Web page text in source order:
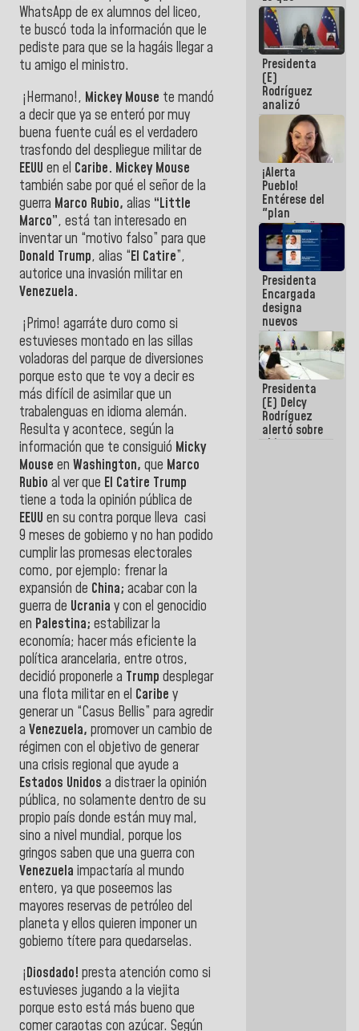
WhatsApp de ex alumnos del liceo,
te buscó toda la información que le
pediste para que se la hagáis llegar a
tu amigo el ministro.
¡Hermano!, Mickey Mouse te mandó
a decir que ya se enteró por muy
buena fuente cuál es el verdadero
trasfondo del despliegue militar de
EEUU en el Caribe. Mickey Mouse
también sabe por qué el señor de la
guerra Marco Rubio, alias “Little
Marco”, está tan interesado en
inventar un “motivo falso” para que
Donald Trump, alias “El Catire”,
autorice una invasión militar en
Venezuela.
¡Primo! agarráte duro como si
estuvieses montado en las sillas
voladoras del parque de diversiones
porque esto que te voy a decir es
más difícil de asimilar que un
trabalenguas en idioma alemán.
Resulta y acontece, según la
información que te consiguió Micky
Mouse en Washington, que Marco
Rubio al ver que El Catire Trump
tiene a toda la opinión pública de
EEUU en su contra porque lleva casi
9 meses de gobierno y no han podido
cumplir las promesas electorales
como, por ejemplo: frenar la
expansión de China; acabar con la
guerra de Ucrania y con el genocidio
en Palestina; estabilizar la
economía; hacer más eficiente la
política arancelaria, entre otros,
decidió proponerle a Trump desplegar
una flota militar en el Caribe y
generar un “Casus Bellis” para agredir
a Venezuela, promover un cambio de
régimen con el objetivo de generar
una crisis regional que ayude a
Estados Unidos a distraer la opinión
pública, no solamente dentro de su
propio país donde están muy mal,
sino a nivel mundial, porque los
gringos saben que una guerra con
Venezuela impactaría al mundo
entero, ya que poseemos las
mayores reservas de petróleo del
planeta y ellos quieren imponer un
gobierno títere para quedarselas.
¡Diosdado! presta atención como si
estuvieses jugando a la viejita
porque esto está más bueno que
comer caraotas con azúcar. Según
vayas a
escribir
hazlo hoy
por que no
sabemos si
la semana
que viene
hay
programa
Presidenta
(E)
Rodríguez
analizó
junto a
gobernadores
planes de
recuperación
del Sistema
Eléctrico
Nacional
¡Alerta
Pueblo!
Entérese del
"plan
enjambre"
de La Sayo
para
sabotear el
diálogo y
promover el
caos
Presidenta
Encargada
designa
nuevos
titulares en
el
Viceministerio
de Energía
Eléctrica y
CORPOELEC
Presidenta
(E) Delcy
Rodríguez
alertó sobre
el impacto